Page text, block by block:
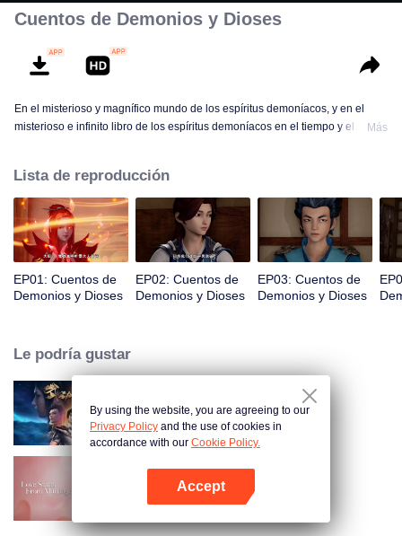
Cuentos de Demonios y Dioses
En el misterioso y magnífico mundo de los espíritus demoníacos, y en el
misterioso e infinito libro de los espíritus demoníacos en el tiempo y el
enfrenta al favor de las dos diosas?
Más
Lista de reproducción
EP01: Cuentos de
Demonios y Dioses
EP02: Cuentos de
Demonios y Dioses
EP03: Cuentos de
Demonios y Dioses
Le podría gustar
Universo Marcial Temporada 1
Amor desde el matrimonio
By using the website, you are agreeing to our
Privacy Policy and the use of cookies in
accordance with our Cookie Policy.
Accept